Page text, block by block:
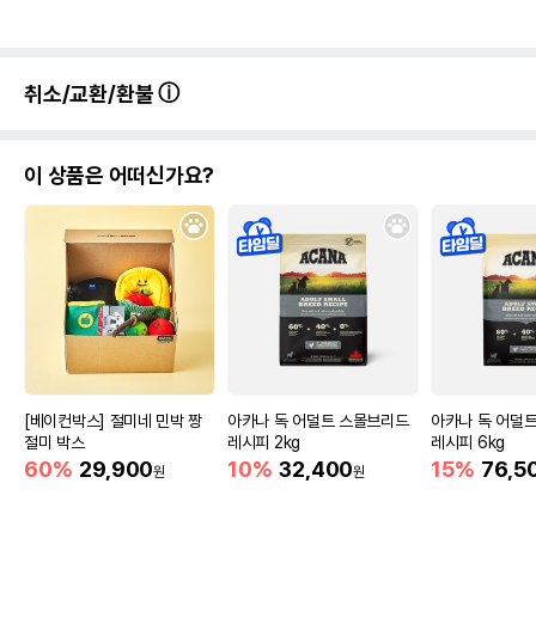
취소/교환/환불
이 상품은 어떠신가요?
[베이컨박스] 절미네 민박 짱
절미 박스
60% 29,900원
아카나 독 어덜트 스몰브리드
레시피 2kg
10% 32,400원
아카나 독 어덜
레시피 6kg
15%